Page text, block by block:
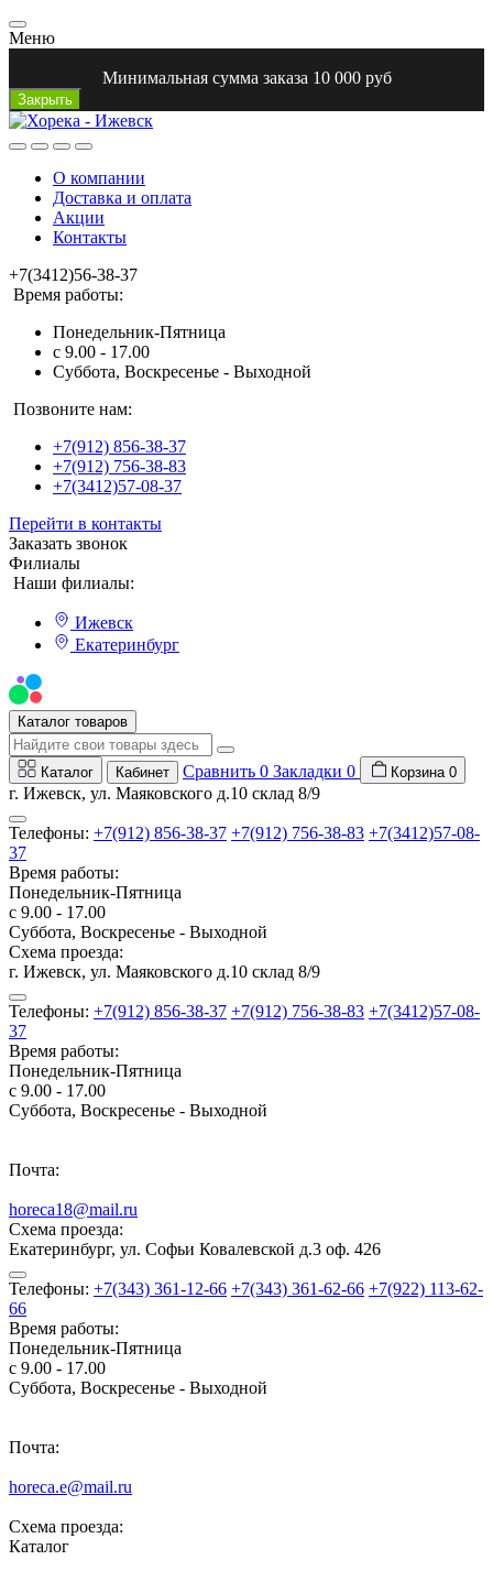
Меню
Минимальная сумма заказа 10 000 руб
Закрыть
О компании
Доставка и оплата
Акции
Контакты
+7(3412)56-38-37
Время работы:
Понедельник-Пятница
с 9.00 - 17.00
Суббота, Воскресенье - Выходной
Позвоните нам:
+7(912) 856-38-37
+7(912) 756-38-83
+7(3412)57-08-37
Перейти в контакты
Заказать звонок
Филиалы
Наши филиалы:
Ижевск
Екатеринбург
Каталог товаров
Каталог Кабинет Сравнить 0 Закладки 0 Корзина 0
г. Ижевск, ул. Маяковского д.10 склад 8/9
Телефоны: +7(912) 856-38-37 +7(912) 756-38-83 +7(3412)57-08-
37
Время работы:
Понедельник-Пятница
с 9.00 - 17.00
Суббота, Воскресенье - Выходной
Схема проезда:
г. Ижевск, ул. Маяковского д.10 склад 8/9
Телефоны: +7(912) 856-38-37 +7(912) 756-38-83 +7(3412)57-08-
37
Время работы:
Понедельник-Пятница
с 9.00 - 17.00
Суббота, Воскресенье - Выходной
Почта:
horeca18@mail.ru
Схема проезда:
Екатеринбург, ул. Софьи Ковалевской д.3 оф. 426
Телефоны: +7(343) 361-12-66 +7(343) 361-62-66 +7(922) 113-62-
66
Время работы:
Понедельник-Пятница
с 9.00 - 17.00
Суббота, Воскресенье - Выходной
Почта:
horeca.e@mail.ru
Схема проезда:
Каталог